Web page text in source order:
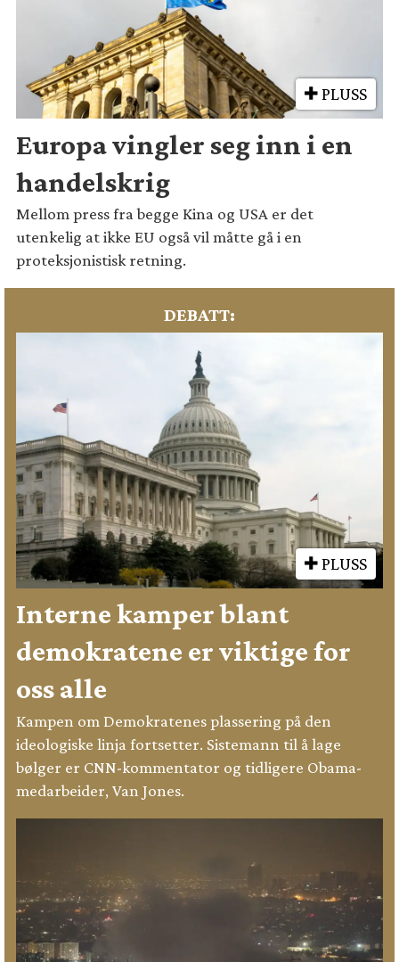
PLUSS
Europa vingler seg inn i en
handelskrig
Mellom press fra begge Kina og USA er det
utenkelig at ikke EU også vil måtte gå i en
proteksjonistisk retning.
DEBATT:
PLUSS
Interne kamper blant
demokratene er viktige for
oss alle
Kampen om Demokratenes plassering på den
ideologiske linja fortsetter. Sistemann til å lage
bølger er CNN-kommentator og tidligere Obama-
medarbeider, Van Jones.